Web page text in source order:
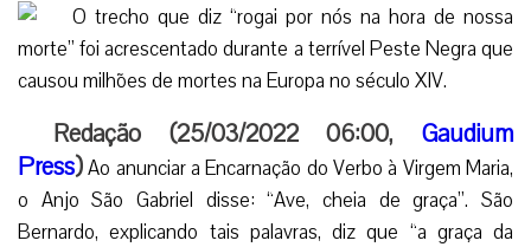
Redação (25/03/2022 06:00, Gaudium
Press)Ao anunciar a Encarnação do Verbo à Virgem Maria,
o Anjo São Gabriel disse: “Ave, cheia de graça”. São
Bernardo, explicando tais palavras, diz que “a graça da